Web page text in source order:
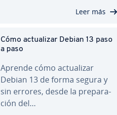
Leer más
Cómo ac­tua­li­zar Debian 13 paso
a paso
Aprende cómo ac­tua­li­zar
Debian 13 de forma segura y
sin errores, desde la pre­pa­ra­
ción del…